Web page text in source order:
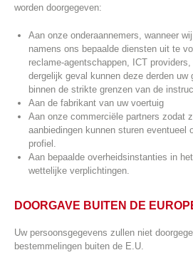
worden doorgegeven:
Aan onze onderaannemers, wanneer
namens ons bepaalde diensten uit te
reclame-agentschappen, ICT
dergelijk geval kunnen deze derden uw
binnen de strikte grenzen van de
Aan de fabrikant van uw voertuig
Aan onze commerciële partners zodat
aanbiedingen kunnen sturen eventueel
profiel.
Aan bepaalde overheidsinstanties in
wettelijke verplichtingen.
DOORGAVE BUITEN DE
Uw persoonsgegevens zullen niet
bestemmelingen buiten de E.U.